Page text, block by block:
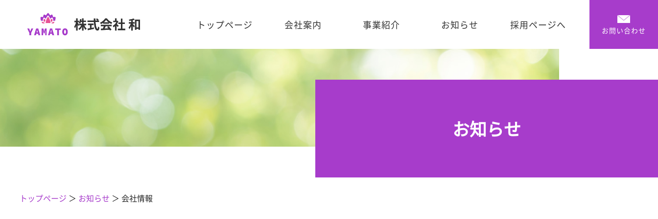
トップページ 会社案内 事業紹介 お知らせ 採用ページへ お問い合わせ
お知らせ
トップページ ＞ お知らせ ＞ 会社情報